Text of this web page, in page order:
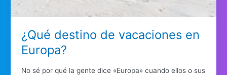
¿Qué destino de vacaciones en
Europa?
No sé por qué la gente dice «Europa» cuando ellos o sus